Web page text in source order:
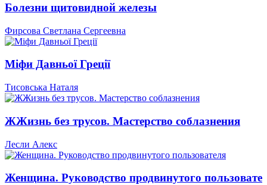
Болезни щитовидной железы
Фирсова Светлана Сергеевна
Міфи Давньої Греції
Тисовська Наталя
ЖЖизнь без трусов. Мастерство соблазнения
Лесли Алекс
Женщина. Руководство продвинутого